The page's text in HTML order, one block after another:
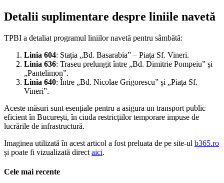
Detalii suplimentare despre liniile navetă
TPBI a detaliat programul liniilor navetă pentru sâmbătă:
Linia 604: Stația „Bd. Basarabia” – Piața Sf. Vineri.
Linia 636: Traseu prelungit între „Bd. Dimitrie Pompeiu” și
„Pantelimon”.
Linia 640: Între „Bd. Nicolae Grigorescu” și „Piața Sf.
Vineri”.
Aceste măsuri sunt esențiale pentru a asigura un transport public
eficient în București, în ciuda restricțiilor temporare impuse de
lucrările de infrastructură.
Imaginea utilizată în acest articol a fost preluata de pe site-ul b365.ro
și poate fi vizualizată direct aici.
Cele mai recente